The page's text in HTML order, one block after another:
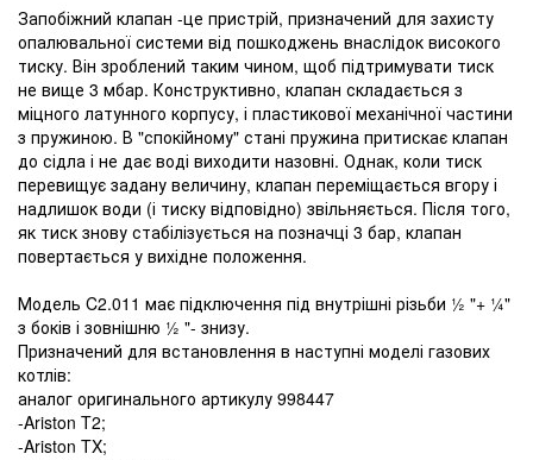
Запобіжний клапан -це пристрій, призначений для захисту
опалювальної системи від пошкоджень внаслідок високого
тиску. Він зроблений таким чином, щоб підтримувати тиск
не вище 3 мбар. Конструктивно, клапан складається з
міцного латунного корпусу, і пластикової механічної частини
з пружиною. В "спокійному" стані пружина притискає клапан
до сідла і не дає воді виходити назовні. Однак, коли тиск
перевищує задану величину, клапан переміщається вгору і
надлишок води (і тиску відповідно) звільняється. Після того,
як тиск знову стабілізується на позначці 3 бар, клапан
повертається у вихідне положення.
Модель C2.011 має підключення під внутрішні різьби ½ "+ ¼"
з боків і зовнішню ½ "- знизу.
Призначений для встановлення в наступні моделі газових
котлів:
аналог оригинального артикулу 998447
-Ariston T2;
-Ariston TX;